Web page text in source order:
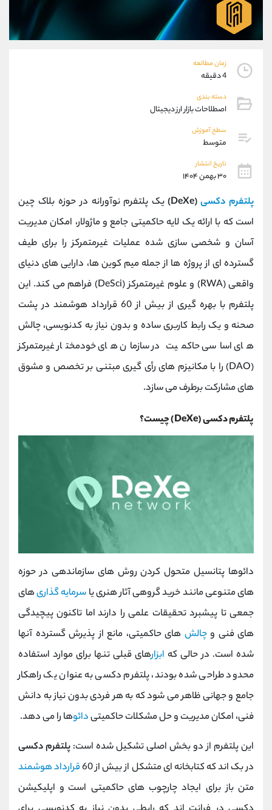
زمان مطالعه
4 دقیقه
دسته بندی
اصطلاحات بازار ارز دیجیتال
سطح آموزش
متوسط
تاریخ انتشار
۳۰ بهمن ۱۴۰۴
پلتفرم دکسی(DeXe)
یک پلتفرم نوآورانه در حوزه بلاک چین
است که با ارائه یک لایه حاکمیتی جامع و ماژولار، امکان مدیریت
آسان و شخصی ‌سازی ‌شده عملیات غیرمتمرکز را برای طیف
گسترده ‌ای از پروژه‌ ها از جمله میم‌ کوین‌ ها، دارایی‌ های دنیای
واقعی (RWA) و علوم غیرمتمرکز (DeSci) فراهم می کند. این
پلتفرم با بهره‌ گیری از بیش از 60 قرارداد هوشمند در پشت
صحنه و یک رابط کاربری ساده و بدون نیاز به کدنویسی، چالش‌
های اساسی حاکمیت در سازمان‌ های خودمختار غیرمتمرکز
(DAO) را با مکانیزم ‌های رأی ‌گیری مبتنی بر تخصص و مشوق‌
های مشارکت برطرف می‌ سازد.
پلتفرم دکسی (DeXe) چیست؟
دائوها پتانسیل متحول کردن روش ‌های سازماندهی در حوزه‌
های متنوعی مانند خرید گروهی آثار هنری یا سرمایه‌ گذاری‌های
جمعی تا پیشبرد تحقیقات علمی را دارند اما تاکنون پیچیدگی
‌های فنی وچالش ‌های حاکمیتی، مانع از پذیرش گسترده آنها
شده است. در حالی که ابزارهای قبلی تنها برای موارد استفاده
محدود طراحی شده بودند، پلتفرم دکسی به عنوان یک راهکار
جامع و جهانی ظاهر می ‌شود که به هر فردی بدون نیاز به دانش
فنی، امکان مدیریت و حل مشکلات حاکمیتیدائوها را می ‌دهد.
این پلتفرم از دو بخش اصلی تشکیل شده است: پلتفرم دکسی
در بک ‌اند که کتابخانه ‌ای متشکل از بیش از 60
قرارداد هوشمند
متن ‌باز برای ایجاد چارچوب ‌های حاکمیتی است و اپلیکیشن
09194198792
واتساپ شروع گفتگو
تلگرام @Armteam_admin_33
پشتیبان فروش
موبایل
اطلاعات تماس
تلفن 021-22021030
021-22021040
اینستاگرام @alireza.mehrabii
کانال تلگرام @alirezamehrabi_com
@alirezamehrabi_official